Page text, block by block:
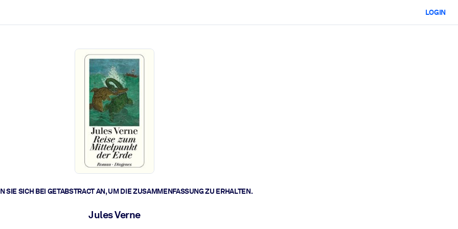
zu lösen und schneller zu handeln.
LOGIN
SIE SICH BEI GETABSTRACT AN, UM DIE ZUSAMMENFASSUNG ZU ERHALTEN.
Jules Verne